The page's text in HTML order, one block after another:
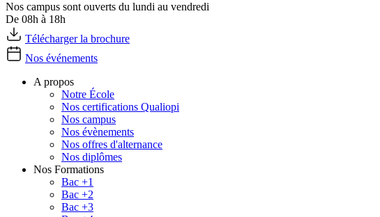
Nos campus sont ouverts du lundi au vendredi
De 08h à 18h
Télécharger la brochure
Nos événements
A propos
Notre École
Nos certifications Qualiopi
Nos campus
Nos évènements
Nos offres d'alternance
Nos diplômes
Nos Formations
Bac +1
Bac +2
Bac +3